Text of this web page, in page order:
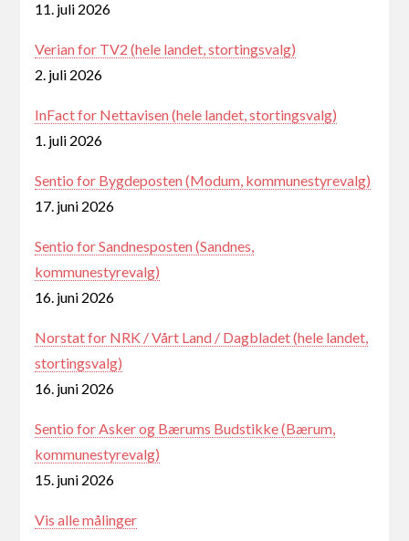
11. juli 2026
Verian for TV2 (hele landet, stortingsvalg)
2. juli 2026
InFact for Nettavisen (hele landet, stortingsvalg)
1. juli 2026
Sentio for Bygdeposten (Modum, kommunestyrevalg)
17. juni 2026
Sentio for Sandnesposten (Sandnes,
kommunestyrevalg)
16. juni 2026
Norstat for NRK / Vårt Land / Dagbladet (hele landet,
stortingsvalg)
16. juni 2026
Sentio for Asker og Bærums Budstikke (Bærum,
kommunestyrevalg)
15. juni 2026
Vis alle målinger